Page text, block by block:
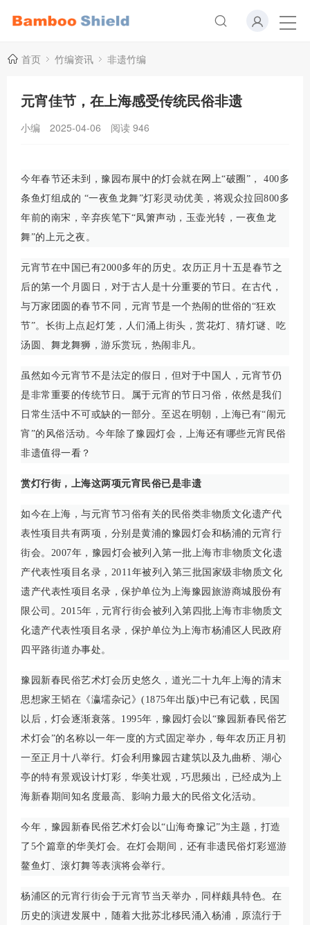
首页 竹编资讯 非遗竹编
元宵佳节，在上海感受传统民俗非遗
小编 2025-04-06 阅读 946
今年春节还未到，豫园布展中的灯会就在网上“破圈”， 400多
条鱼灯组成的 “一夜鱼龙舞”灯彩灵动优美，将观众拉回800多
年前的南宋，辛弃疾笔下“凤箫声动，玉壶光转，一夜鱼龙
舞”的上元之夜。
元宵节在中国已有2000多年的历史。农历正月十五是春节之
后的第一个月圆日，对于古人是十分重要的节日。在古代，
与万家团圆的春节不同，元宵节是一个热闹的世俗的“狂欢
节”。长街上点起灯笼，人们涌上街头，赏花灯、猜灯谜、吃
汤圆、舞龙舞狮，游乐赏玩，热闹非凡。
虽然如今元宵节不是法定的假日，但对于中国人，元宵节仍
是非常重要的传统节日。属于元宵的节日习俗，依然是我们
日常生活中不可或缺的一部分。至迟在明朝，上海已有“闹元
宵”的风俗活动。今年除了豫园灯会，上海还有哪些元宵民俗
非遗值得一看？
赏灯行街，上海这两项元宵民俗已是非遗
如今在上海，与元宵节习俗有关的民俗类非物质文化遗产代
表性项目共有两项，分别是黄浦的豫园灯会和杨浦的元宵行
街会。2007年，豫园灯会被列入第一批上海市非物质文化遗
产代表性项目名录，2011年被列入第三批国家级非物质文化
遗产代表性项目名录，保护单位为上海豫园旅游商城股份有
限公司。2015年，元宵行街会被列入第四批上海市非物质文
化遗产代表性项目名录，保护单位为上海市杨浦区人民政府
四平路街道办事处。
豫园新春民俗艺术灯会历史悠久，道光二十九年上海的清末
思想家王韬在《瀛壖杂记》(1875年出版)中已有记载，民国
以后，灯会逐渐衰落。1995年，豫园灯会以“豫园新春民俗艺
术灯会”的名称以一年一度的方式固定举办，每年农历正月初
一至正月十八举行。灯会利用豫园古建筑以及九曲桥、湖心
亭的特有景观设计灯彩，华美壮观，巧思频出，已经成为上
海新春期间知名度最高、影响力最大的民俗文化活动。
今年，豫园新春民俗艺术灯会以“山海奇豫记”为主题，打造
了5个篇章的华美灯会。在灯会期间，还有非遗民俗灯彩巡游
鳌鱼灯、滚灯舞等表演将会举行。
杨浦区的元宵行街会于元宵节当天举办，同样颇具特色。在
历史的演进发展中，随着大批苏北移民涌入杨浦，原流行于